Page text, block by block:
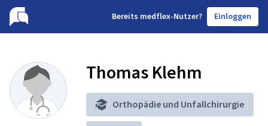
Bereits medflex-Nutzer? Einloggen
Thomas Klehm
Orthopädie und Unfallchirurgie